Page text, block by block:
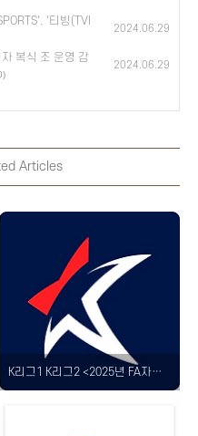
'티빙(TVI
2024.06.29
복식 조 운영 감
2024.06.29
Articles
K리그1 K리그2 <2025년 FA자격 취득 예정 선수> 공시 구단별 명단 알아보기!